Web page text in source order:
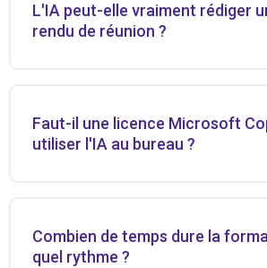
L'IA peut-elle vraiment rédiger
rendu de réunion ?
Faut-il une licence Microsoft
utiliser l'IA au bureau ?
Combien de temps dure la
quel rythme ?